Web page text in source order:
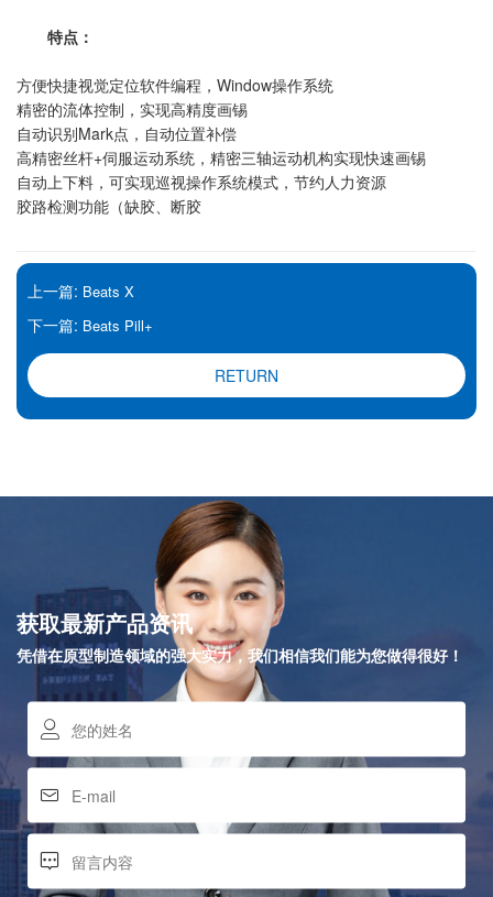
特点：
方便快捷视觉定位软件编程，Window操作系统
精密的流体控制，实现高精度画锡
自动识别Mark点，自动位置补偿
高精密丝杆+伺服运动系统，精密三轴运动机构实现快速画锡
自动上下料，可实现巡视操作系统模式，节约人力资源
胶路检测功能（缺胶、断胶
上一篇: Beats X
下一篇: Beats Pill+
RETURN
获取最新产品资讯
凭借在原型制造领域的强大实力，我们相信我们能为您做得很好！